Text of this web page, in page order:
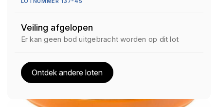
Veiling afgelopen
Er kan geen bod uitgebracht worden op dit lot
Ontdek andere loten